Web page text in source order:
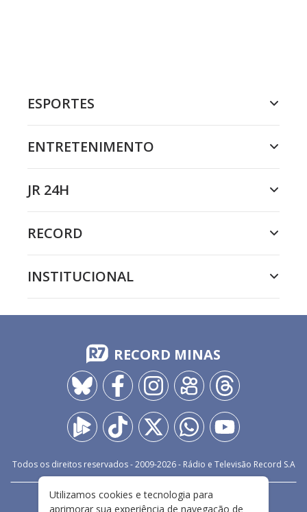
ESPORTES
ENTRETENIMENTO
JR 24H
RECORD
INSTITUCIONAL
RECORD MINAS
Todos os direitos reservados - 2009-2026- Rádio e Televisão Record S.A
FALE CONOSCO PRIVACIDADE
Utilizamos cookies e tecnologia para
aprimorar sua experiência de navegação de